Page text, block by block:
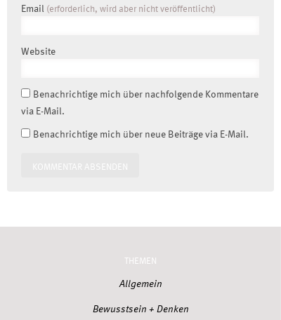
Email (erforderlich, wird aber nicht veröffentlicht)
Website
Benachrichtige mich über nachfolgende Kommentare
via E-Mail.
Benachrichtige mich über neue Beiträge via E-Mail.
THEMEN
Allgemein
Bewusstsein + Denken